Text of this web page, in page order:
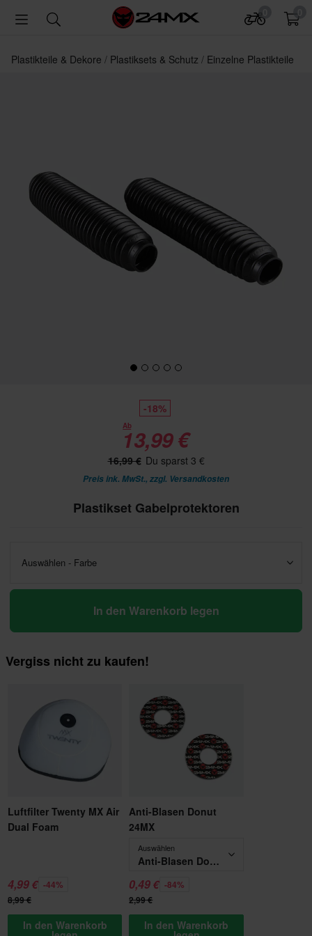
Plastikteile & Dekore Plastiksets & Schutz Einzelne Plastikteile
-18%
Ab
13,99 €
16,99 € Du sparst 3 €
Preis ink. MwSt., zzgl. Versandkosten
Plastikset Gabelprotektoren
Auswählen - Farbe
In den Warenkorb legen
Vergiss nicht zu kaufen!
Luftfilter Twenty MX Air
Dual Foam
4,99 € -44%
8,99 €
In den Warenkorb
Anti-Blasen Donut
24MX
Auswählen
Anti-Blasen Donut 24MX
0,49 € -84%
2,99 €
In den Warenkorb